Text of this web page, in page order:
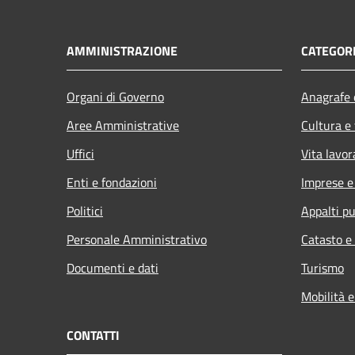
AMMINISTRAZIONE
Organi di Governo
Aree Amministrative
Uffici
Enti e fondazioni
Politici
Personale Amministrativo
Documenti e dati
Cultura
Vita
Imprese
Appalti
Catasto
Turismo
Mobilità
CONTATTI